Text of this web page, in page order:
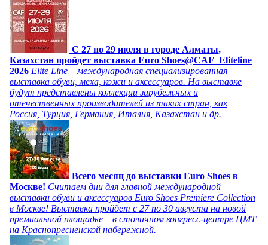
C 27 по 29 июля в городе Алматы,
Казахстан пройдет выставка Euro Shoes@CAF_Eliteline
2026 Elite Line – международная специализированная
выставка обуви, меха, кожи и аксессуаров. На выставке
будут представлены коллекции зарубежных и
отечественных производителей из таких стран, как
Россия, Турция, Германия, Италия, Казахстан и др.
Всего месяц до выставки Euro Shoes в
Москве! Считаем дни для главной международной
выставки обуви и аксессуаров Euro Shoes Premiere Collection
в Москве! Выставка пройдет с 27 по 30 августа на новой
премиальной площадке – в столичном конгресс-центре ЦМТ
на Краснопресненской набережной.